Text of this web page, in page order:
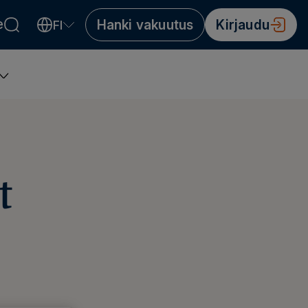
FI
Valitse kieli Välj språk Choose language
Hanki vakuutus Kirjaudu